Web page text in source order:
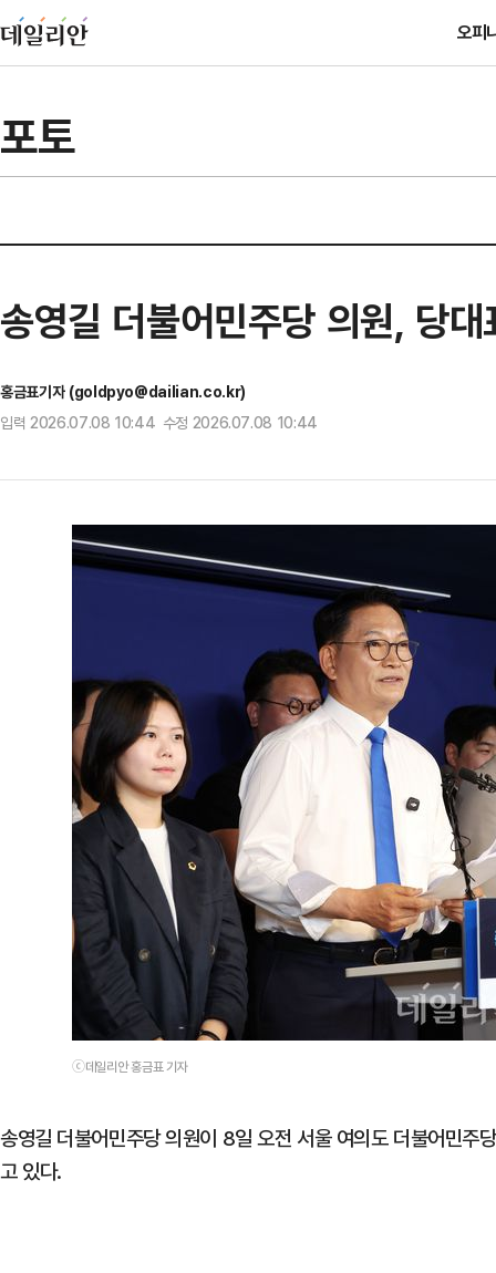
오피
포토
송영길 더불어민주당 의원, 당
홍금표기자 (goldpyo@dailian.co.kr)
입력 2026.07.08 10:44 수정 2026.07.08 10:44
ⓒ데일리안 홍금표 기자
송영길 더불어민주당 의원이 8일 오전 서울 여의도 더불어민주
고 있다.